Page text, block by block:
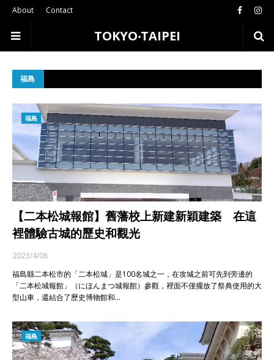
About Contact
TOKYO‧TAIPEI
福島
福島
【二本松城報館】舊藩校上新建新穎建築 在這
裡體驗古城的歷史和觀光
2023/4/08
福島縣二本松市的「二本松城」是100名城之一，在攻城之前可先到旁邊的
「二本松城報館」（にほんまつ城報館）參觀，裡面不僅擺放了祭典使用的大
型山車，還結合了歷史博物館和…
福島